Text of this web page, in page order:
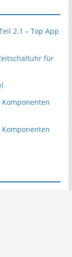
2.1 – Top App
für
Komponenten
Komponenten